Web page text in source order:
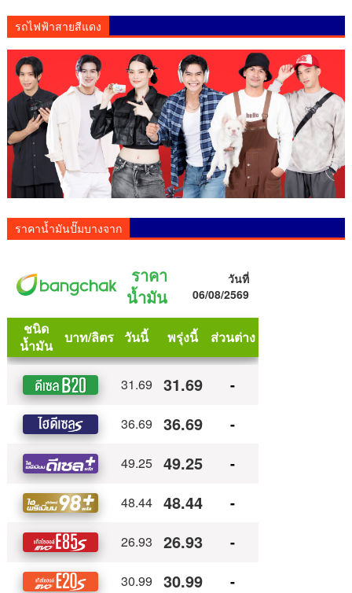
รถไฟฟ้าสายสีแดง
ราคาน้ำมันปั๊มบางจาก